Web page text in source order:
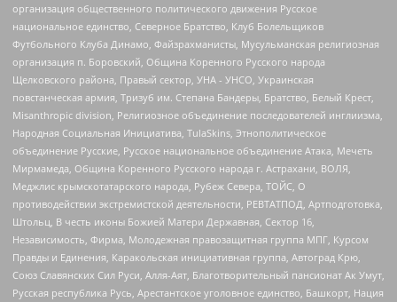
организация общественного политического движения Русское
национальное единство, Северное Братство, Клуб Болельщиков
Футбольного Клуба Динамо, Файзрахманисты, Мусульманская религиозная
организация п. Боровский, Община Коренного Русского народа
Щелковского района, Правый сектор, УНА - УНСО, Украинская
повстанческая армия, Тризуб им. Степана Бандеры, Братство, Белый Крест,
Misanthropic division, Религиозное объединение последователей инглиизма,
Народная Социальная Инициатива, TulaSkins, Этнополитическое
объединение Русские, Русское национальное объединение Атака, Мечеть
Мирмамеда, Община Коренного Русского народа г. Астрахани, ВОЛЯ,
Меджлис крымскотатарского народа, Рубеж Севера, ТОЙС, О
противодействии экстремистской деятельности, РЕВТАТПОД, Артподготовка,
Штольц, В честь иконы Божией Матери Державная, Сектор 16,
Независимость, Фирма, Молодежная правозащитная группа МПГ, Курсом
Правды и Единения, Каракольская инициативная группа, Автоград Крю,
Союз Славянских Сил Руси, Алля-Аят, Благотворительный пансионат Ак Умут,
Русская республика Русь, Арестантское уголовное единство, Башкорт, Нация